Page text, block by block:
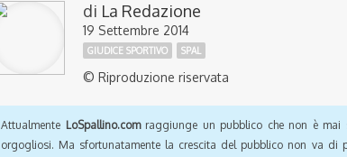
di La Redazione
19 Settembre 2014
GIUDICE SPORTIVO SPAL
© Riproduzione riservata
Attualmente LoSpallino.comraggiunge un pubblico che non è
orgogliosi. Ma sfortunatamente la crescita del pubblico non va di